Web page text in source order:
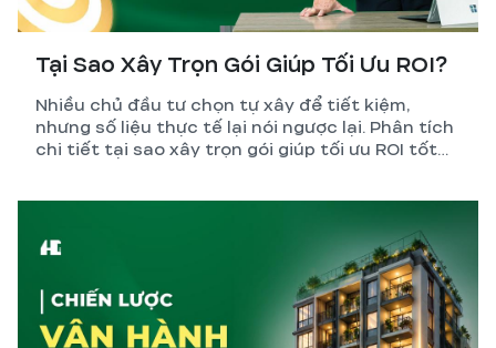
Tại Sao Xây Trọn Gói Giúp Tối Ưu ROI?
Nhiều chủ đầu tư chọn tự xây để tiết kiệm,
nhưng số liệu thực tế lại nói ngược lại. Phân tích
chi tiết tại sao xây trọn gói giúp tối ưu ROI tốt